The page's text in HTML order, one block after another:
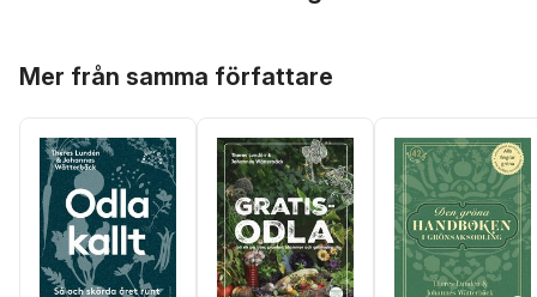
Mer från samma författare